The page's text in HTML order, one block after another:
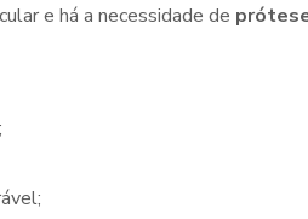
e há a necessidade de